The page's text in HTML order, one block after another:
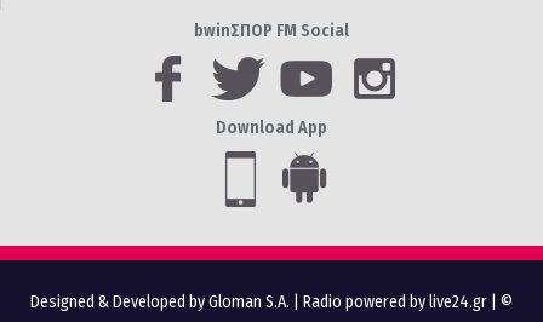
bwinΣΠΟΡ FM Social
Download App
Designed & Developed by Gloman S.A. Radio powered by live24.gr | ©